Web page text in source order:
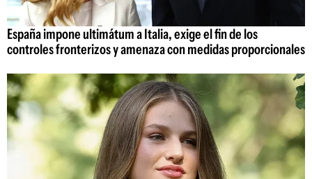
España impone ultimátum a Italia, exige el fin de los
controles fronterizos y amenaza con medidas proporcionales